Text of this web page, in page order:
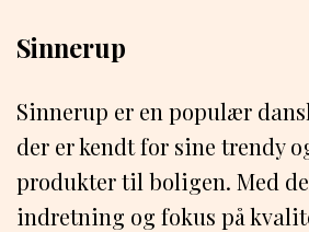
Sinnerup
Sinnerup er en populær
der er kendt for sine trendy
produkter til boligen. Med
indretning og fokus på